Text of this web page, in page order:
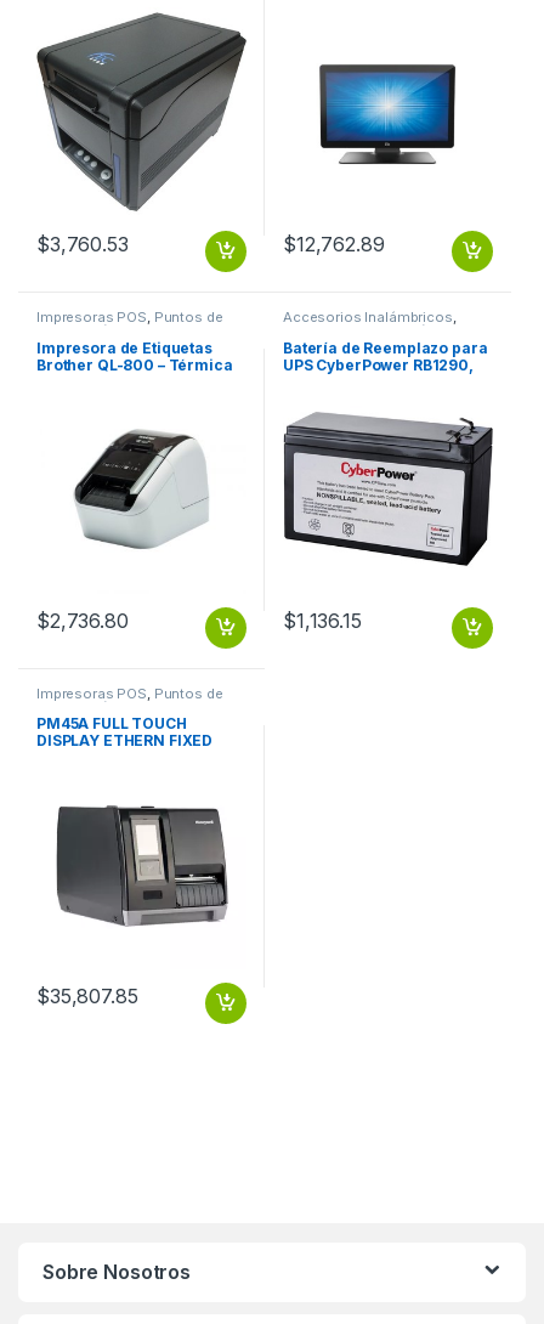
Alámbrico, 203 x 203DPI,
USB 2.0, Negro 300 MM/S
PAPEL 80 MM INTERFAZ
USB
$3,760.53 $12,762.89
Impresoras POS, Puntos de
Venta y Códigos de Barra
Impresora de Etiquetas
Brother QL-800 – Térmica
$2,736.80
Accesorios Inalámbricos,
Puntos de Venta y Códigos de
Barra
Batería de Reemplazo para
UPS CyberPower RB1290,
$1,136.15
Impresoras POS Puntos de
Venta y Códigos de Barra
PM45A FULL TOUCH
DISPLAY ETHERN FIXED
$35,807.85
Sobre Nosotros